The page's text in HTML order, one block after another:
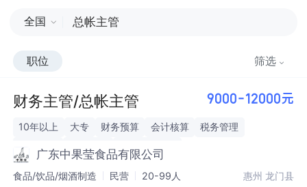
全国
职位 筛选
财务主管/总帐主管 9000-12000元
10年以上 大专 财务预算 会计核算
税务管理
成本管理
财务分析 会计中级职称
广东中果莹食品有限公司
食品/饮品/烟酒制造 民营 20-99人 惠州 龙门县